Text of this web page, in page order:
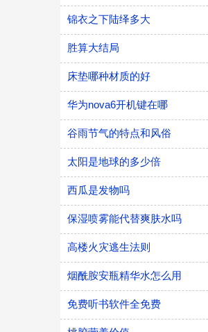
锦衣之下陆绎多大
胜算大结局
床垫哪种材质的好
华为nova6开机键在哪
谷雨节气的特点和风俗
太阳是地球的多少倍
西瓜是发物吗
​保湿喷雾能代替爽肤水吗
高楼火灾逃生法则
烟酰胺安瓶精华水怎么用
免费听书软件全免费